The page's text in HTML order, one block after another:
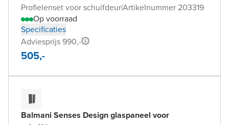
Profielenset voor schuifdeur|Artikelnummer 203319
Op voorraad
Specificaties
Adviesprijs 990,-
505,-
Balmani Senses Design glaspaneel voor